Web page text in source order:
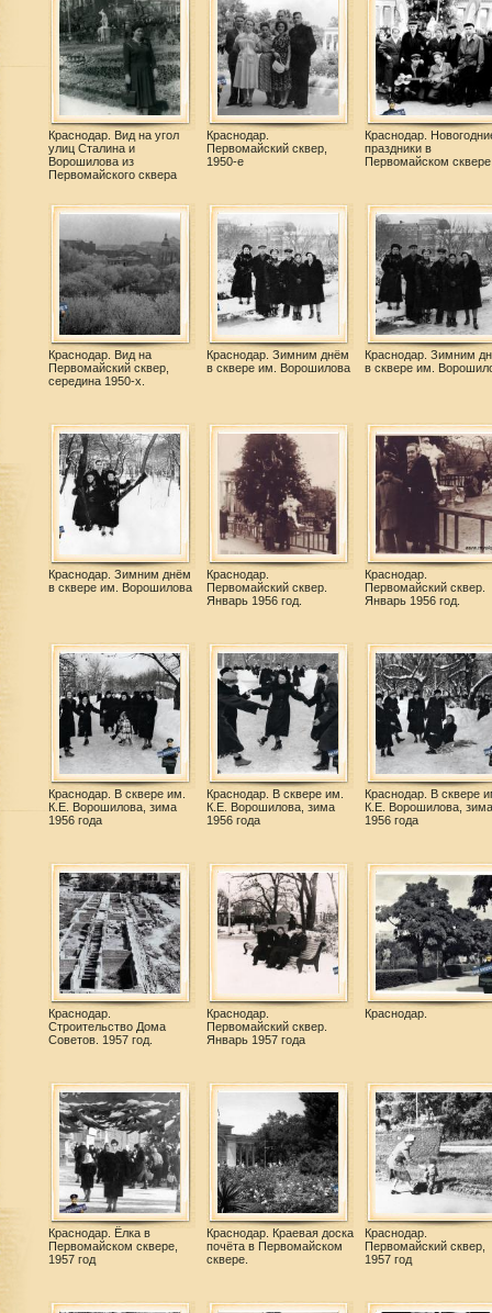
Краснодар. Вид на угол
улиц Сталина и
Ворошилова из
Первомайского сквера
Краснодар.
Первомайский сквер,
1950-е
Краснодар.
праздники в
Первомайском сквере
Краснодар. Вид на
Первомайский сквер,
середина 1950-х.
Краснодар. Зимним днём
в сквере им. Ворошилова
Краснодар. Зимним
в сквере им.
Краснодар. Зимним днём
в сквере им. Ворошилова
Краснодар.
Первомайский сквер.
Январь 1956 год.
Краснодар.
Первомайский сквер.
Январь 1956 год.
Краснодар. В сквере им.
К.Е. Ворошилова, зима
1956 года
Краснодар. В сквере им.
К.Е. Ворошилова, зима
1956 года
Краснодар. В сквере
К.Е. Ворошилова, зима
1956 года
Краснодар.
Строительство Дома
Советов. 1957 год.
Краснодар.
Первомайский сквер.
Январь 1957 года
Краснодар.
Краснодар. Ёлка в
Первомайском сквере,
1957 год
Краснодар. Краевая доска
почёта в Первомайском
сквере.
Краснодар.
Первомайский сквер,
1957 год